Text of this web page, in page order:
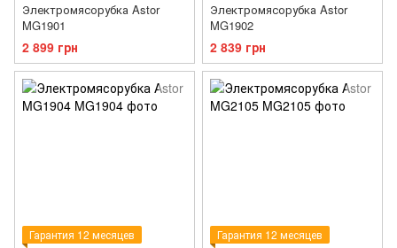
Электромясорубка Astor
MG1901
2 899 грн
Электромясорубка Astor
MG1902
2 839 грн
Гарантия 12 месяцев Гарантия 12 месяцев